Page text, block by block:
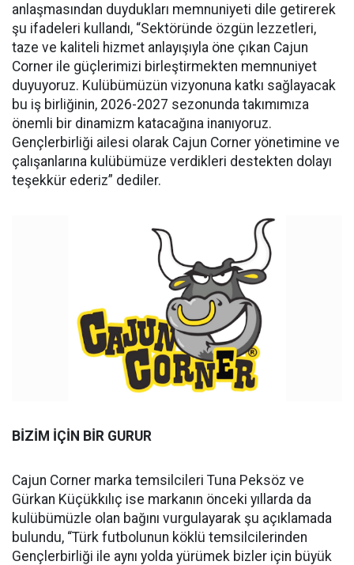
anlaşmasından duydukları memnuniyeti dile getirerek
şu ifadeleri kullandı, “Sektöründe özgün lezzetleri,
taze ve kaliteli hizmet anlayışıyla öne çıkan Cajun
Corner ile güçlerimizi birleştirmekten memnuniyet
duyuyoruz. Kulübümüzün vizyonuna katkı sağlayacak
bu iş birliğinin, 2026-2027 sezonunda takımımıza
önemli bir dinamizm katacağına inanıyoruz.
Gençlerbirliği ailesi olarak Cajun Corner yönetimine ve
çalışanlarına kulübümüze verdikleri destekten dolayı
teşekkür ederiz” dediler.
BİZİM İÇİN BİR GURUR
Cajun Corner marka temsilcileri Tuna Peksöz ve
Gürkan Küçükkılıç ise markanın önceki yıllarda da
kulübümüzle olan bağını vurgulayarak şu açıklamada
bulundu, “Türk futbolunun köklü temsilcilerinden
Gençlerbirliği ile aynı yolda yürümek bizler için büyük